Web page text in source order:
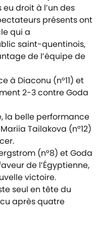
droit à l’un des
présents ont
qui a
saint-quentinois,
de l’équipe de
à Diaconu (n°11) et
2-3 contre Goda
la belle performance
Tailakova (n°12)
(n°8) et Goda
de l’Égyptienne,
victoire.
seul en tête du
après quatre